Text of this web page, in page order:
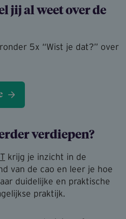
jij al weet over de
5x “Wist je dat?” over
verdiepen?
krijg je inzicht in de
van de cao en leer je hoe
duidelijke en praktische
praktijk.